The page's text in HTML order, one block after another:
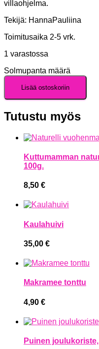
villaohjelma.
Tekijä: HannaPauliina
Toimitusaika 2-5 vrk.
1 varastossa
Solmupanta määrä
Lisää ostoskoriin
Tutustu myös
Kuttumamman
100g.
8,50 €
Kaulahuivi
35,00 €
Makramee tonttu
4,90 €
Puinen